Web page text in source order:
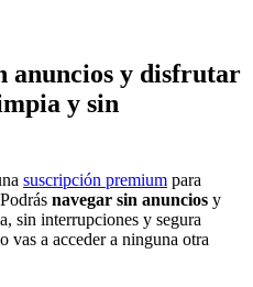
anuncios y disfrutar
y sin
suscripción premium para
navegar sin anuncios y
sin interrupciones y segura
vas a acceder a ninguna otra